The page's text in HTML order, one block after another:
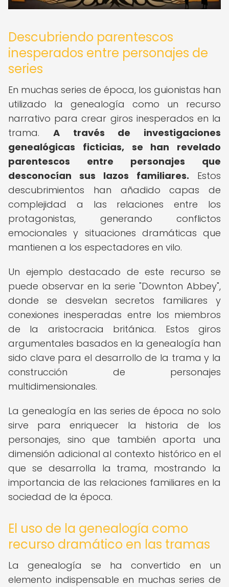
Descubriendo parentescos
inesperados entre personajes de
series
En muchas series de época, los guionistas han
utilizado la genealogía como un recurso
narrativo para crear giros inesperados en la
trama. A través de investigaciones
genealógicas ficticias, se han revelado
parentescos entre personajes que
desconocían sus lazos familiares. Estos
descubrimientos han añadido capas de
complejidad a las relaciones entre los
protagonistas, generando conflictos
emocionales y situaciones dramáticas que
mantienen a los espectadores en vilo.
Un ejemplo destacado de este recurso se
puede observar en la serie "Downton Abbey",
donde se desvelan secretos familiares y
conexiones inesperadas entre los miembros
de la aristocracia británica. Estos giros
argumentales basados en la genealogía han
sido clave para el desarrollo de la trama y la
construcción de personajes
multidimensionales.
La genealogía en las series de época no solo
sirve para enriquecer la historia de los
personajes, sino que también aporta una
dimensión adicional al contexto histórico en el
que se desarrolla la trama, mostrando la
importancia de las relaciones familiares en la
sociedad de la época.
El uso de la genealogía como
recurso dramático en las tramas
La genealogía se ha convertido en un
elemento indispensable en muchas series de